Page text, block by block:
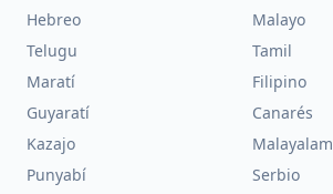
Hebreo
Malayo
Telugu
Tamil
Maratí
Filipino
Guyaratí
Canarés
Kazajo
Malayalam
Punyabí
Serbio